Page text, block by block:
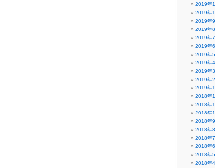
2019年
2019年
2019年9
2019年8
2019年7
2019年6
2019年5
2019年4
2019年3
2019年2
2019年1
2018年
2018年
2018年
2018年9
2018年8
2018年7
2018年6
2018年5
2018年4